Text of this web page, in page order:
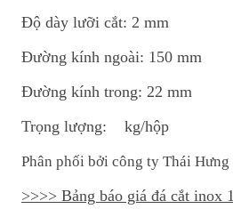
Độ dày lưỡi cắt: 2 mm
Đường kính ngoài: 150 mm
Đường kính trong: 22 mm
Trọng lượng: kg/hộp
Phân phối bởi công ty Thái Hưng
>>>> Bảng báo giá đá cắt inox